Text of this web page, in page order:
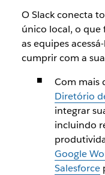
O Slack conecta
único local, o que
as equipes
cumprir com a
Com mais
Diretório
integrar
incluindo
Google
Salesforce